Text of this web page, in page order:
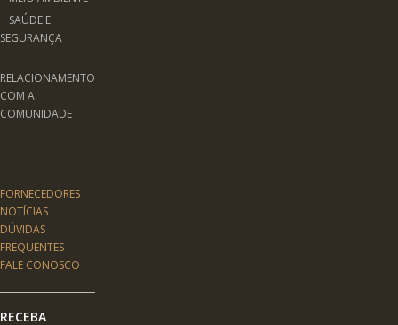
SAÚDE E
SEGURANÇA
RELACIONAMENTO
COM A
COMUNIDADE
FORNECEDORES
NOTÍCIAS
DÚVIDAS
FREQUENTES
FALE CONOSCO
RECEBA